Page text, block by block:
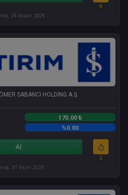
0
24 Nisan 2026
SABANCI HOLDİNG A.Ş.
170.00 ₺
%0.00
Al
2
31 Ekim 2025